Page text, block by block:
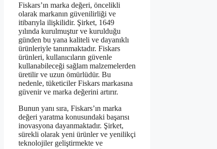
Fiskars’ın marka değeri, öncelikli
olarak markanın güvenilirliği ve
itibarıyla ilişkilidir. Şirket, 1649
yılında kurulmuştur ve kurulduğu
günden bu yana kaliteli ve dayanıklı
ürünleriyle tanınmaktadır. Fiskars
ürünleri, kullanıcıların güvenle
kullanabileceği sağlam malzemelerden
üretilir ve uzun ömürlüdür. Bu
nedenle, tüketiciler Fiskars markasına
güvenir ve marka değerini artırır.
Bunun yanı sıra, Fiskars’ın marka
değeri yaratma konusundaki başarısı
inovasyona dayanmaktadır. Şirket,
sürekli olarak yeni ürünler ve yenilikçi
teknolojiler geliştirmekte ve